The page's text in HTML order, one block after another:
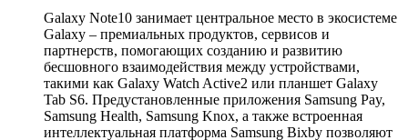
Galaxy Note10 занимает центральное место в экосистеме
Galaxy – премиальных продуктов, сервисов и
партнерств, помогающих созданию и развитию
бесшовного взаимодействия между устройствами,
такими как Galaxy Watch Active2 или планшет Galaxy
Tab S6. Предустановленные приложения Samsung Pay,
Samsung Health, Samsung Knox, а также встроенная
интеллектуальная платформа Samsung Bixby позволяют